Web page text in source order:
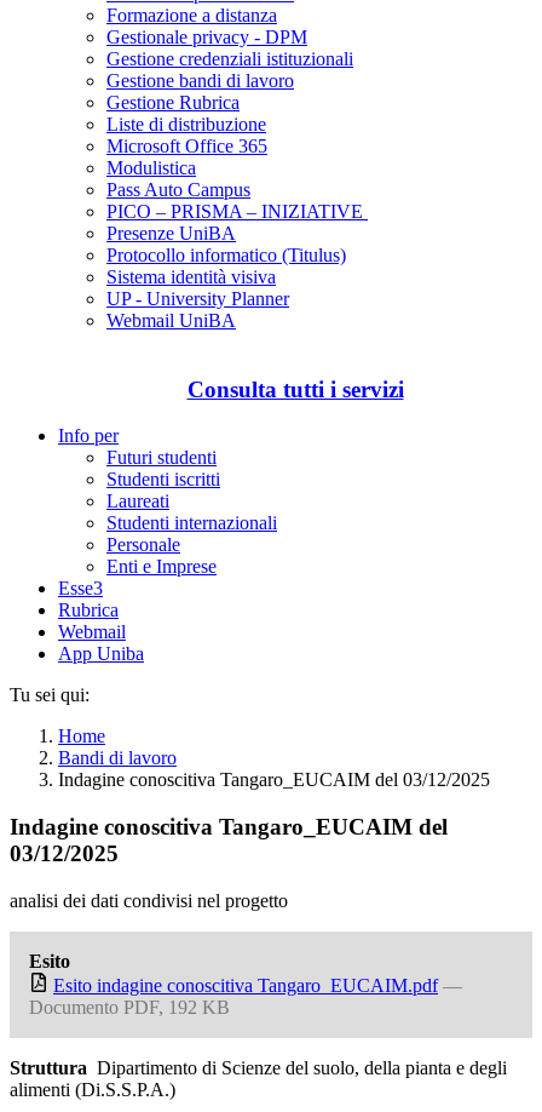
Formazione a distanza
Gestionale privacy - DPM
Gestione credenziali istituzionali
Gestione bandi di lavoro
Gestione Rubrica
Liste di distribuzione
Microsoft Office 365
Modulistica
Pass Auto Campus
PICO – PRISMA – INIZIATIVE
Presenze UniBA
Protocollo informatico (Titulus)
Sistema identità visiva
UP - University Planner
Webmail UniBA
Consulta tutti i servizi
Info per
Futuri studenti
Studenti iscritti
Laureati
Studenti internazionali
Personale
Enti e Imprese
Esse3
Rubrica
Webmail
App Uniba
Tu sei qui:
Home
Bandi di lavoro
Indagine conoscitiva Tangaro_EUCAIM del 03/12/2025
Indagine conoscitiva Tangaro_EUCAIM del
03/12/2025
analisi dei dati condivisi nel progetto
Esito
Esito indagine conoscitiva Tangaro_EUCAIM.pdf —
Documento PDF, 192 KB
Struttura Dipartimento di Scienze del suolo, della pianta e degli
alimenti (Di.S.S.P.A.)